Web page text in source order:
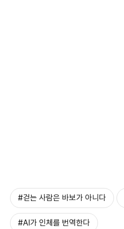
#걷는 사람은 바보가 아니다
#AI가 인체를 번역한다